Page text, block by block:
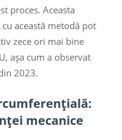
proces. Aceasta
această metodă pot
zece ori mai bine
așa cum a observat
2023.
mecanice